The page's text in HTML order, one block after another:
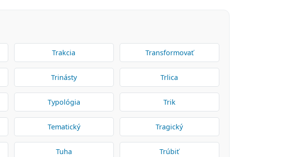
Trakcia Transformovať
Trinásty Trlica
Typológia Trik
Tematický Tragický
Tuha Trúbiť